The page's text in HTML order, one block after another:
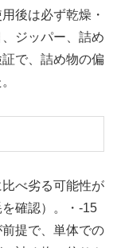
後は必ず乾燥・
ジッパー、詰め
で、詰め物の偏
べ劣る可能性が
確認）。・-15
提で、単体での